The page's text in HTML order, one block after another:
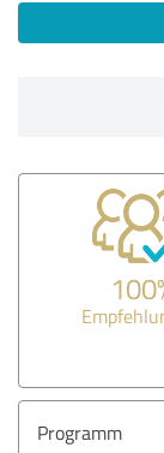
Programm